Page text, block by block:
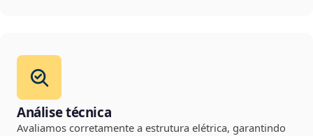
Análise técnica
Avaliamos corretamente a estrutura elétrica, garantindo